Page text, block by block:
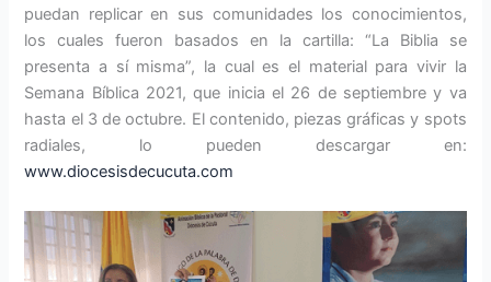
puedan replicar en sus comunidades los conocimientos,
los cuales fueron basados en la cartilla: “La Biblia se
presenta a sí misma”, la cual es el material para vivir la
Semana Bíblica 2021, que inicia el 26 de septiembre y va
hasta el 3 de octubre. El contenido, piezas gráficas y spots
radiales, lo pueden descargar en:
www.diocesisdecucuta.com